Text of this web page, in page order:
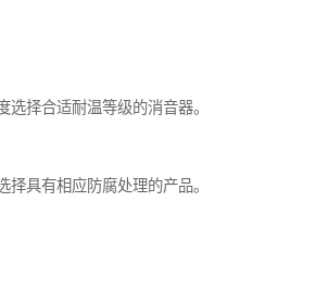
选择合适耐温等级的消音器。
择具有相应防腐处理的产品。